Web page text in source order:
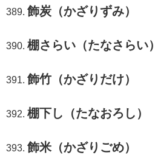
飾炭（かざりずみ）
棚さらい（たなさらい）
飾竹（かざりだけ）
棚下し（たなおろし）
飾米（かざりごめ）